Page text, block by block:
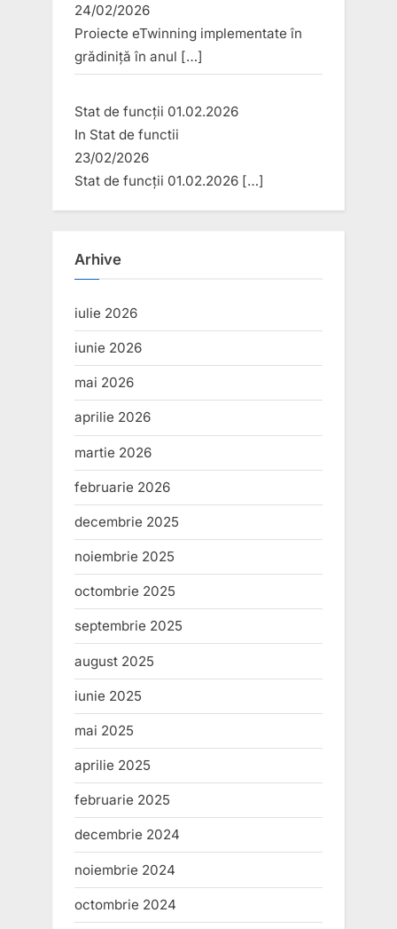
24/02/2026
Proiecte eTwinning implementate în
grădiniță în anul […]
Stat de funcții 01.02.2026
In Stat de functii
23/02/2026
Stat de funcții 01.02.2026 […]
Arhive
iulie 2026
iunie 2026
mai 2026
aprilie 2026
martie 2026
februarie 2026
decembrie 2025
noiembrie 2025
octombrie 2025
septembrie 2025
august 2025
iunie 2025
mai 2025
aprilie 2025
februarie 2025
decembrie 2024
noiembrie 2024
octombrie 2024